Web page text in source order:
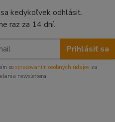
kedykoľvek odhlásiť.
raz za 14 dní.
Prihlásiť sa
so spracovaním osobných údajov za
newslettera.